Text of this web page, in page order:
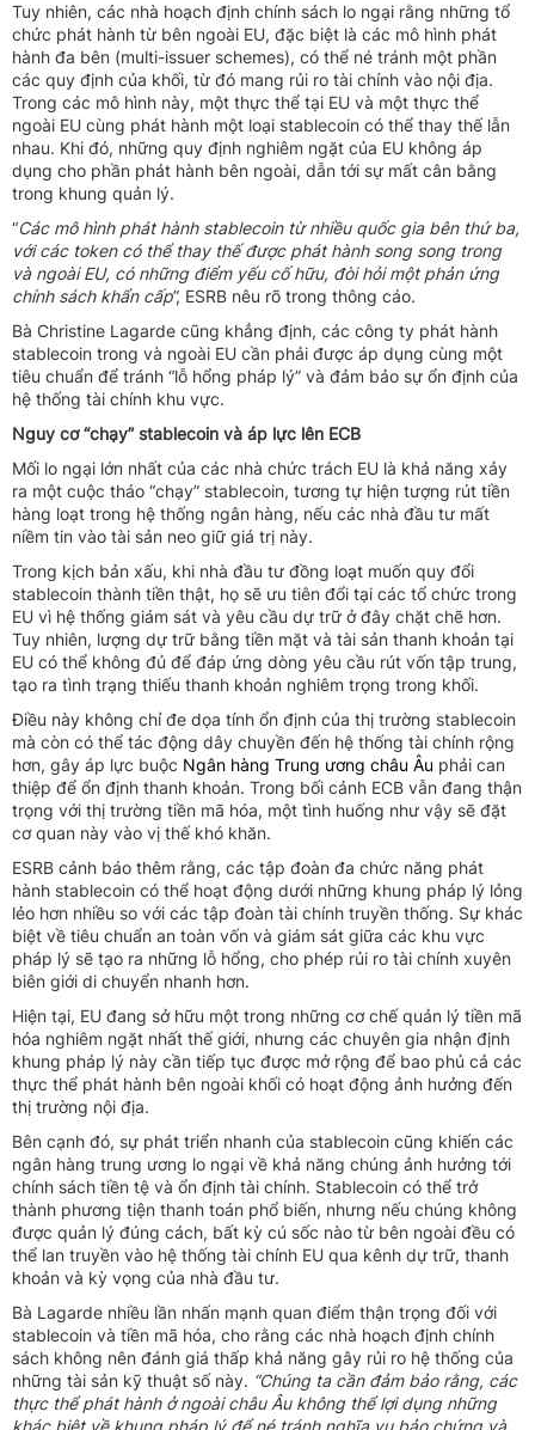
Tuy nhiên, các nhà hoạch định chính sách lo ngại rằng những tổ
chức phát hành từ bên ngoài EU, đặc biệt là các mô hình phát
hành đa bên (multi-issuer schemes), có thể né tránh một phần
các quy định của khối, từ đó mang rủi ro tài chính vào nội địa.
Trong các mô hình này, một thực thể tại EU và một thực thể
ngoài EU cùng phát hành một loại stablecoin có thể thay thế lẫn
nhau. Khi đó, những quy định nghiêm ngặt của EU không áp
dụng cho phần phát hành bên ngoài, dẫn tới sự mất cân bằng
trong khung quản lý.
“Các mô hình phát hành stablecoin từ nhiều quốc gia bên thứ ba,
với các token có thể thay thế được phát hành song song trong
và ngoài EU, có những điểm yếu cố hữu, đòi hỏi một phản ứng
chính sách khẩn cấp”, ESRB nêu rõ trong thông cáo.
Bà Christine Lagarde cũng khẳng định, các công ty phát hành
stablecoin trong và ngoài EU cần phải được áp dụng cùng một
tiêu chuẩn để tránh “lỗ hổng pháp lý” và đảm bảo sự ổn định của
hệ thống tài chính khu vực.
Nguy cơ “chạy” stablecoin và áp lực lên ECB
Mối lo ngại lớn nhất của các nhà chức trách EU là khả năng xảy
ra một cuộc tháo “chạy” stablecoin, tương tự hiện tượng rút tiền
hàng loạt trong hệ thống ngân hàng, nếu các nhà đầu tư mất
niềm tin vào tài sản neo giữ giá trị này.
Trong kịch bản xấu, khi nhà đầu tư đồng loạt muốn quy đổi
stablecoin thành tiền thật, họ sẽ ưu tiên đổi tại các tổ chức trong
EU vì hệ thống giám sát và yêu cầu dự trữ ở đây chặt chẽ hơn.
Tuy nhiên, lượng dự trữ bằng tiền mặt và tài sản thanh khoản tại
EU có thể không đủ để đáp ứng dòng yêu cầu rút vốn tập trung,
tạo ra tình trạng thiếu thanh khoản nghiêm trọng trong khối.
Điều này không chỉ đe dọa tính ổn định của thị trường stablecoin
mà còn có thể tác động dây chuyền đến hệ thống tài chính rộng
hơn, gây áp lực buộc Ngân hàng Trung ương châu Âu phải can
thiệp để ổn định thanh khoản. Trong bối cảnh ECB vẫn đang thận
trọng với thị trường tiền mã hóa, một tình huống như vậy sẽ đặt
cơ quan này vào vị thế khó khăn.
ESRB cảnh báo thêm rằng, các tập đoàn đa chức năng phát
hành stablecoin có thể hoạt động dưới những khung pháp lý lỏng
lẻo hơn nhiều so với các tập đoàn tài chính truyền thống. Sự khác
biệt về tiêu chuẩn an toàn vốn và giám sát giữa các khu vực
pháp lý sẽ tạo ra những lỗ hổng, cho phép rủi ro tài chính xuyên
biên giới di chuyển nhanh hơn.
Hiện tại, EU đang sở hữu một trong những cơ chế quản lý tiền mã
hóa nghiêm ngặt nhất thế giới, nhưng các chuyên gia nhận định
khung pháp lý này cần tiếp tục được mở rộng để bao phủ cả các
thực thể phát hành bên ngoài khối có hoạt động ảnh hưởng đến
thị trường nội địa.
Bên cạnh đó, sự phát triển nhanh của stablecoin cũng khiến các
ngân hàng trung ương lo ngại về khả năng chúng ảnh hưởng tới
chính sách tiền tệ và ổn định tài chính. Stablecoin có thể trở
thành phương tiện thanh toán phổ biến, nhưng nếu chúng không
được quản lý đúng cách, bất kỳ cú sốc nào từ bên ngoài đều có
thể lan truyền vào hệ thống tài chính EU qua kênh dự trữ, thanh
khoản và kỳ vọng của nhà đầu tư.
Bà Lagarde nhiều lần nhấn mạnh quan điểm thận trọng đối với
stablecoin và tiền mã hóa, cho rằng các nhà hoạch định chính
sách không nên đánh giá thấp khả năng gây rủi ro hệ thống của
những tài sản kỹ thuật số này. “Chúng ta cần đảm bảo rằng, các
thực thể phát hành ở ngoài châu Âu không thể lợi dụng những
khác biệt về khung pháp lý để né tránh nghĩa vụ bảo chứng và